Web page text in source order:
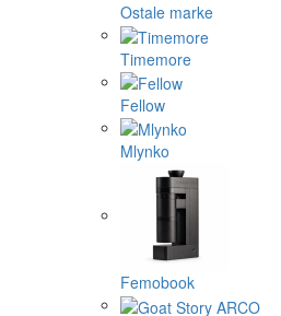
Ostale marke
Timemore
Fellow
Mlynko
Femobook